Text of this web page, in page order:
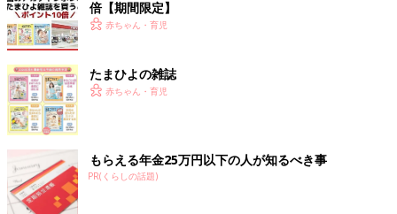
倍【期間限定】
赤ちゃん・育児
たまひよの雑誌
赤ちゃん・育児
もらえる年金25万円以下の人が知るべき事
PR(くらしの話題)